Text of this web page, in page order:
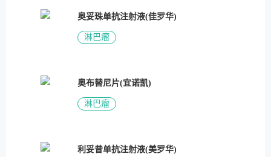
奥妥珠单抗注射液(佳罗华)
淋巴瘤
奥布替尼片(宜诺凯)
淋巴瘤
利妥昔单抗注射液(美罗华)